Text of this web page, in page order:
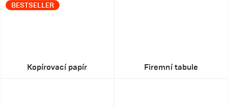
BESTSELLER
Kopírovací papír Firemní tabule